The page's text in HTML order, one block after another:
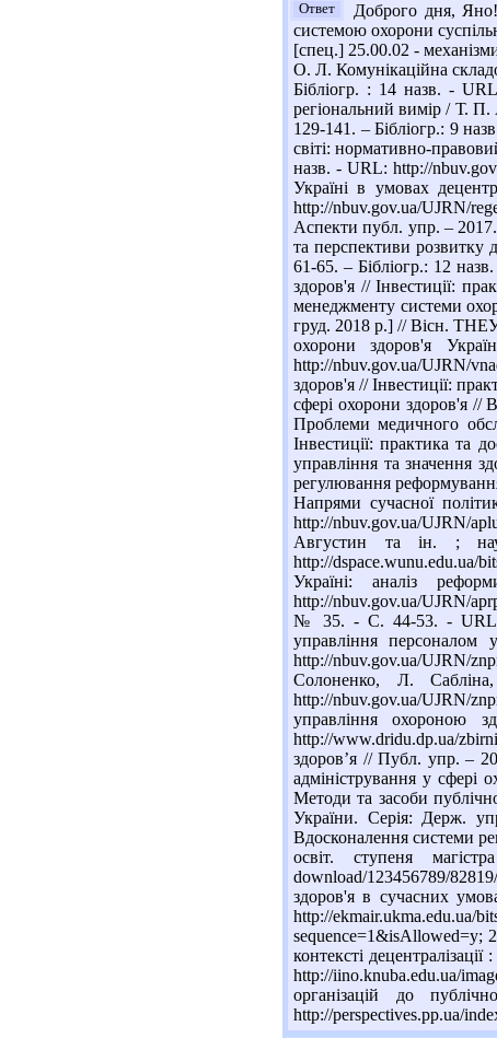
Ответ
Доброго дня,
системою охорони
[спец.] 25.00.02 -
О. Л. Комунікаційна
Бібліогр. : 14 назв. -
регіональний вимір / Т.
129-141. – Бібліогр.: 9
світі: нормативно-
назв. - URL: http://
Україні в умовах
http://nbuv.gov.ua/UJRN/
Аспекти публ. упр. –
та перспективи розвитку
61-65. – Бібліогр.: 12
здоров'я // Інвестиції:
менеджменту системи
груд. 2018 р.] // Вісн.
охорони здоров'я
http://nbuv.gov.ua/UJRN/
здоров'я // Інвестиції:
сфері охорони здоров'я
Проблеми медичного
Інвестиції: практика та
управління та значення
регулювання
Напрями сучасної
http://nbuv.gov.ua/UJRN/
Августин та ін. ;
http://
Україні: аналіз
http://nbuv.gov.ua/UJRN/
№ 35. - С. 44-53. - URL:
управління
http://nbuv.gov.ua/UJRN/
Солоненко, Л.
http://nbuv.gov.ua/UJRN/
управління
http://www.dridu.dp.ua/
здоров’я // Публ. упр. –
адміністрування у
Методи та засоби
України. Серія: Держ.
Вдосконалення системи
освіт. ступеня
download/123456789/
здоров'я в сучасних
http://ekmair.ukma.edu.ua/
sequence=1&isAllowed=y;
контексті
http://iino.knuba.edu.ua/
організацій до
http://perspectives.pp.ua/